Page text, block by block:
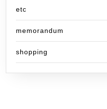
etc
memorandum
shopping